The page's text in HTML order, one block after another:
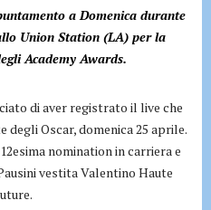
a Domenica durante
Union Station (LA) per la
Academy Awards.
di aver registrato il live che
Oscar, domenica 25 aprile.
nomination in carriera e
vestita Valentino Haute